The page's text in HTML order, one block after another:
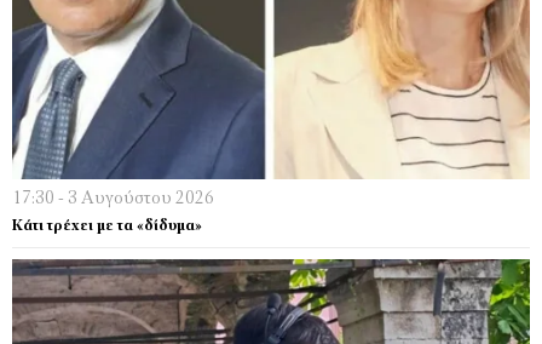
17:30 - 3 Αυγούστου 2026
Κάτι τρέχει µε τα «δίδυµα»